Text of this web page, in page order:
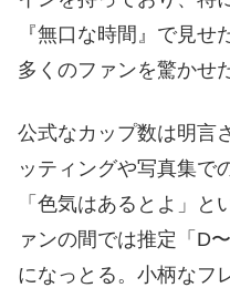
『無口な時間』で見せ
多くのファンを驚かせ
公式なカップ数は明言
ッティングや写真集で
「色気はあるとよ」
ァンの間では推定「D
になっとる。小柄なフ